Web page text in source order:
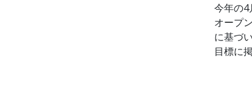
今年の4
オープ
に基づ
目標に